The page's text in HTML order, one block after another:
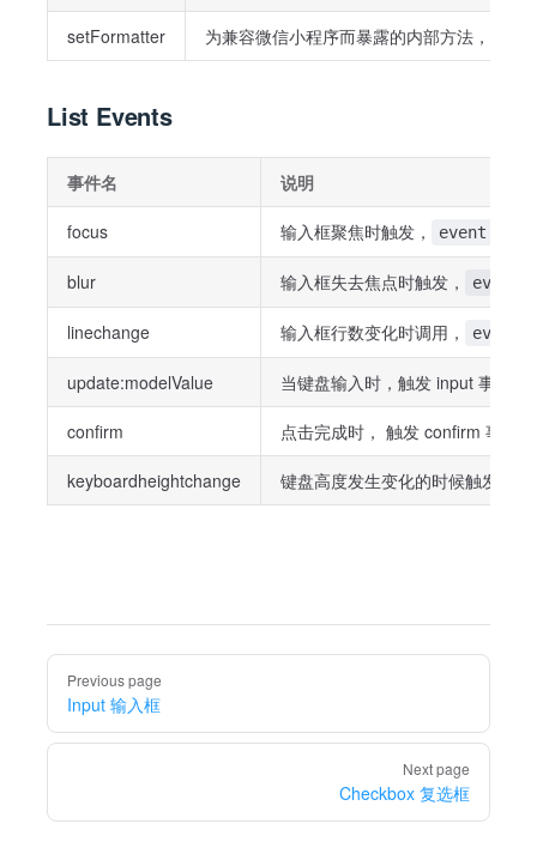
setFormatter 为兼容微信小程序而暴露的内部方法，见上
List Events
事件名 说明
focus 输入框聚焦时触发，
blur 输入框失去焦点时触发，
linechange 输入框行数变化时调用，
update:modelValue 当键盘输入时，触发 input 事件
confirm 点击完成时， 触发 confirm 事件
keyboardheightchange 键盘高度发生变化的时候触发此事
PagerPrevious page
Input 输入框
Next page
Checkbox 复选框